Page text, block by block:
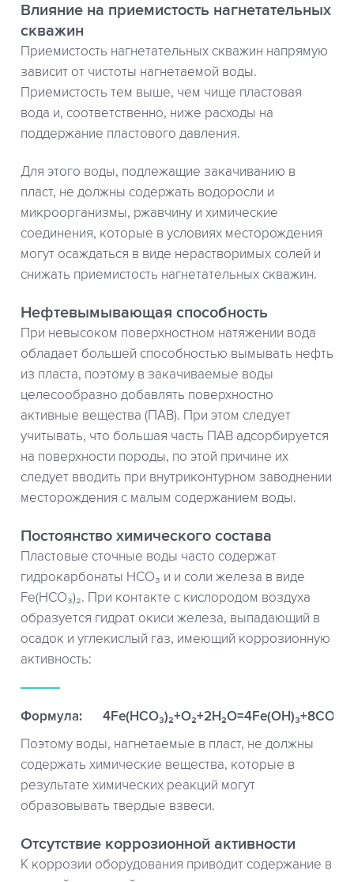
Влияние на приемистость нагнетательных
скважин
Приемистость нагнетательных скважин напрямую
зависит от чистоты нагнетаемой воды.
Приемистость тем выше, чем чище пластовая
вода и, соответственно, ниже расходы на
поддержание пластового давления.
Для этого воды, подлежащие закачиванию в
пласт, не должны содержать водоросли и
микроорганизмы, ржавчину и химические
соединения, которые в условиях месторождения
могут осаждаться в виде нерастворимых солей и
снижать приемистость нагнетательных скважин.
Нефтевымывающая способность
При невысоком поверхностном натяжении вода
обладает большей способностью вымывать нефть
из пласта, поэтому в закачиваемые воды
целесообразно добавлять поверхностно
активные вещества (ПАВ). При этом следует
учитывать, что большая часть ПАВ адсорбируется
на поверхности породы, по этой причине их
следует вводить при внутриконтурном заводнении
месторождения с малым содержанием воды.
Постоянство химического состава
Пластовые сточные воды часто содержат
гидрокарбонаты НСО₃ и и соли железа в виде
Fe(HCO₃)₂. При контакте с кислородом воздуха
образуется гидрат окиси железа, выпадающий в
осадок и углекислый газ, имеющий коррозионную
активность:
Формула:
4Fe(HCO₃)₂+O₂+2H₂O=4Fe(OH)₃+8CO₂
Поэтому воды, нагнетаемые в пласт, не должны
содержать химические вещества, которые в
результате химических реакций могут
образовывать твердые взвеси.
Отсутствие коррозионной активности
К коррозии оборудования приводит содержание в